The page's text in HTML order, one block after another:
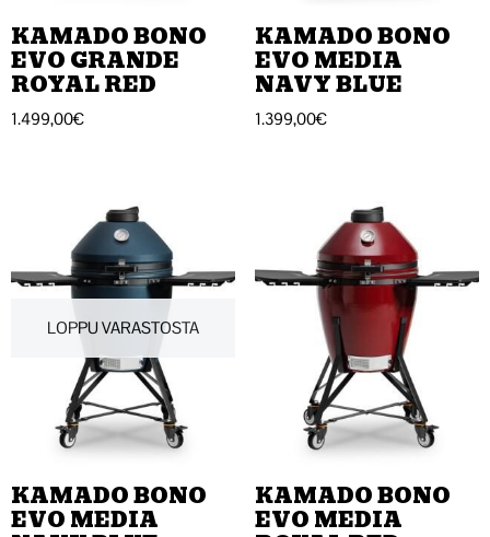
KAMADO BONO
EVO GRANDE
ROYAL RED
1.499,00€
KAMADO BONO
EVO MEDIA
NAVY BLUE
1.399,00€
LOPPU VARASTOSTA
KAMADO BONO
EVO MEDIA
KAMADO BONO
EVO MEDIA